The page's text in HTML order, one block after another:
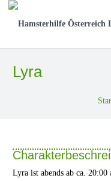
Lyra
Lyra ist abends ab ca.